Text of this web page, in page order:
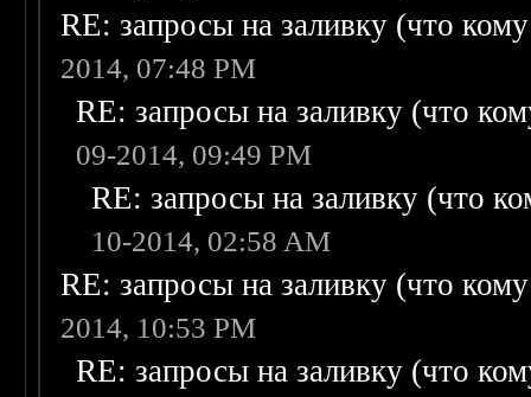
RE: запросы на заливку (что
2014, 07:48 PM
RE: запросы на заливку (что
09-2014, 09:49 PM
RE: запросы на заливку (что
10-2014, 02:58 AM
RE: запросы на заливку (что
2014, 10:53 PM
RE: запросы на заливку (что